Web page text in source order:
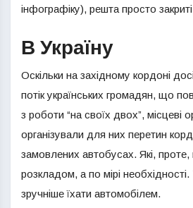
інфографіку), решта просто
В Україну
Оскільки на західному кордоні
потік українських громадян, що
з роботи “на своїх двох”, місцеві
організували для них перетин
замовлених автобусах. Які, проте,
розкладом, а по мірі
зручніше їхати автомобілем.